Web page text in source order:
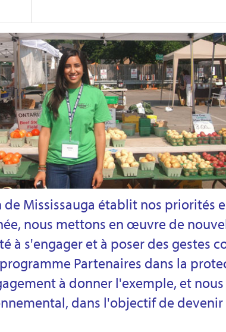
Mississauga établit nos priorités
nous mettons en œuvre de
à s'engager et à poser des gestes
Partenaires dans la
à donner l'exemple, et nous
dans l'objectif de